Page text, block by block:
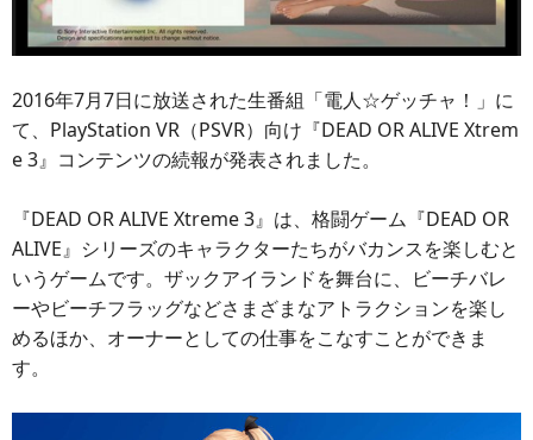
2016年7月7日に放送された生番組「電人☆ゲッチャ！」に
て、PlayStation VR（PSVR）向け『DEAD OR ALIVE Xtrem
e 3』コンテンツの続報が発表されました。
『DEAD OR ALIVE Xtreme 3』は、格闘ゲーム『DEAD OR
ALIVE』シリーズのキャラクターたちがバカンスを楽しむと
いうゲームです。ザックアイランドを舞台に、ビーチバレ
ーやビーチフラッグなどさまざまなアトラクションを楽し
めるほか、オーナーとしての仕事をこなすことができま
す。